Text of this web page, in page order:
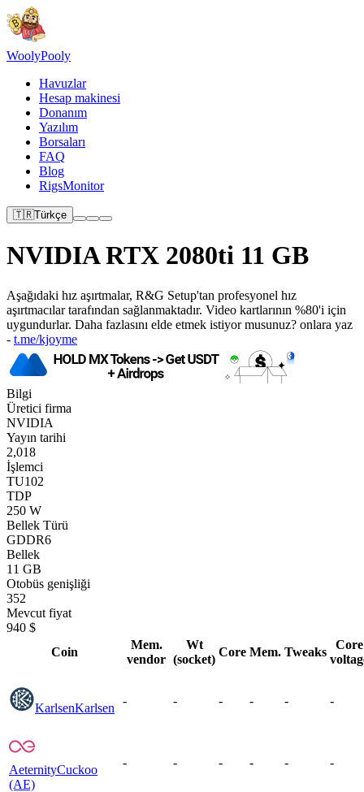
WoolyPooly
Havuzlar
Hesap makinesi
Donanım
Yazılım
Borsaları
FAQ
Blog
RigsMonitor
🇹🇷Türkçe
NVIDIA RTX 2080ti 11 GB
Aşağıdaki hız aşırtmalar, R&G Setup'tan profesyonel hız
aşırtmacılar tarafından sağlanmaktadır. Video kartlarının %80'i için
uygundurlar. Daha fazlasını elde etmek istiyor musunuz? onlara yaz
- t.me/kjoyme
Bilgi
Üretici firma
NVIDIA
Yayın tarihi
2,018
İşlemci
TU102
TDP
250 W
Bellek Türü
GDDR6
Bellek
11 GB
Otobüs genişliği
352
Mevcut fiyat
940 $
Coin
Mem.
vendor
Wt
(socket)
Core Mem. Tweaks
Core
KarlsenKarlsen
- - - - - -
AeternityCuckoo
(AE)
- - - - - -